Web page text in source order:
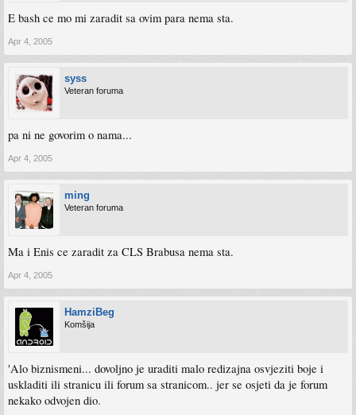
E bash ce mo mi zaradit sa ovim para nema sta.
Apr 4, 2005
syss
Veteran foruma
pa ni ne govorim o nama...
Apr 4, 2005
ming
Veteran foruma
Ma i Enis ce zaradit za CLS Brabusa nema sta.
Apr 4, 2005
HamziBeg
Komšija
'Alo biznismeni... dovoljno je uraditi malo redizajna osvjeziti boje i
uskladiti ili stranicu ili forum sa stranicom.. jer se osjeti da je forum
nekako odvojen dio.